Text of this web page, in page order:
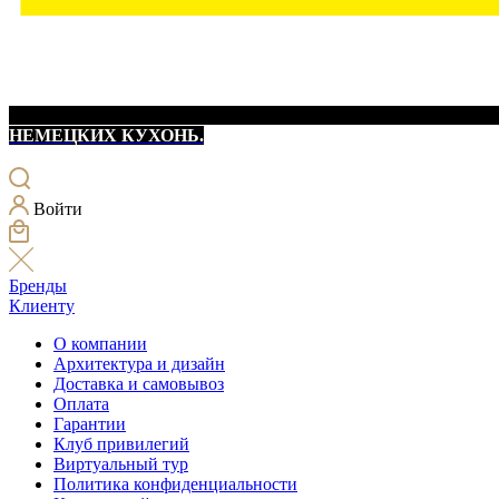
НЕМЕЦКИХ КУХОНЬ.
Войти
Бренды
Клиенту
О компании
Архитектура и дизайн
Доставка и самовывоз
Оплата
Гарантии
Клуб привилегий
Виртуальный тур
Политика конфиденциальности